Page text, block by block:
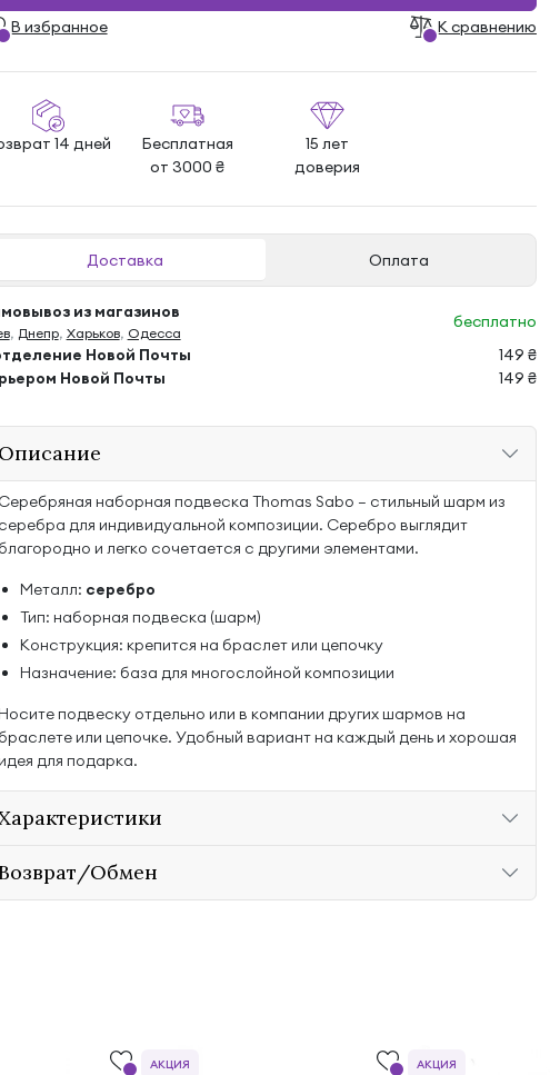
В избранноe К сравнению
14 дней
Бесплатная
от 3000 ₴
15 лет
доверия
Доставка Оплата
из магазинов
, Днепр, Харьков, Одесса
бесплатно
Новой Почты
149 ₴
Новой Почты
149 ₴
Описание
Серебряная наборная подвеска Thomas Sabo — стильный шарм из
серебра для индивидуальной композиции. Серебро выглядит
благородно и легко сочетается с другими элементами.
Металл: серебро
Тип: наборная подвеска (шарм)
Конструкция: крепится на браслет или цепочку
Назначение: база для многослойной композиции
Носите подвеску отдельно или в компании других шармов на
браслете или цепочке. Удобный вариант на каждый день и хорошая
идея для подарка.
Обмен
АКЦИЯ АКЦИЯ